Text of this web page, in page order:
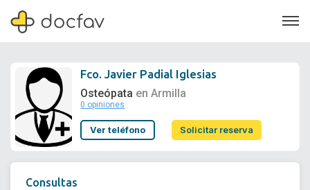
Soporte
Fco. Javier Padial Iglesias
Osteópata en Armilla
0 opiniones
Ver teléfono Solicitar reserva
Consultas